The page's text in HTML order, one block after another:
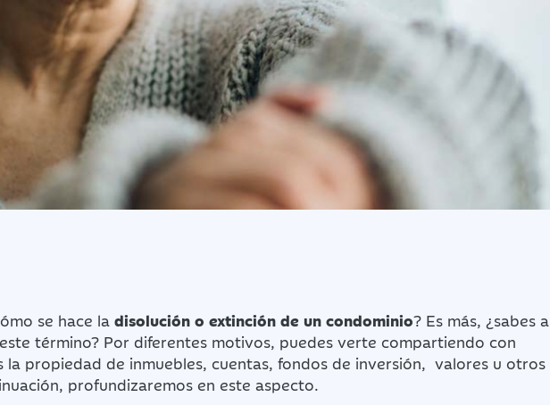
se hace la disolución o extinción de un condominio? Es más, ¿sabes a
término? Por diferentes motivos, puedes verte compartiendo con
la propiedad de inmuebles, cuentas, fondos de inversión, valores u otros
profundizaremos en este aspecto.